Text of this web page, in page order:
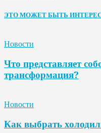
ЭТО МОЖЕТ БЫТЬ
Новости
Что представляет
трансформация?
Новости
Как выбрать